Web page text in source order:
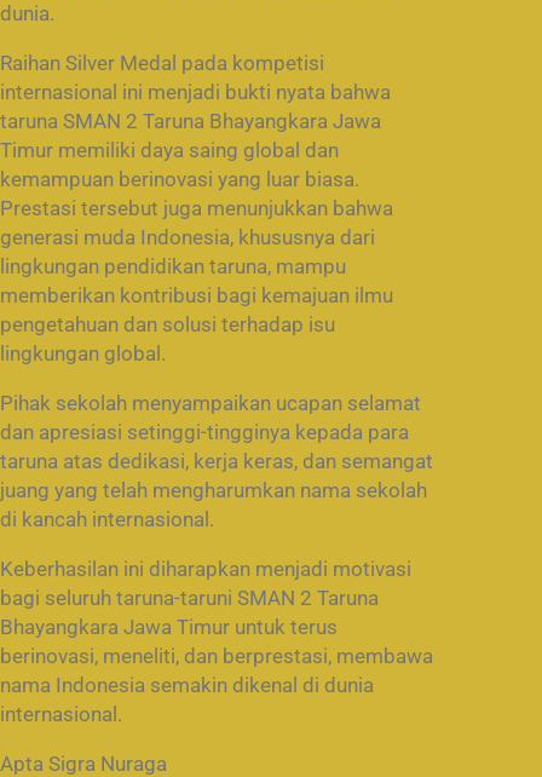
dunia.
Raihan Silver Medal pada kompetisi
internasional ini menjadi bukti nyata bahwa
taruna SMAN 2 Taruna Bhayangkara Jawa
Timur memiliki daya saing global dan
kemampuan berinovasi yang luar biasa.
Prestasi tersebut juga menunjukkan bahwa
generasi muda Indonesia, khususnya dari
lingkungan pendidikan taruna, mampu
memberikan kontribusi bagi kemajuan ilmu
pengetahuan dan solusi terhadap isu
lingkungan global.
Pihak sekolah menyampaikan ucapan selamat
dan apresiasi setinggi-tingginya kepada para
taruna atas dedikasi, kerja keras, dan semangat
juang yang telah mengharumkan nama sekolah
di kancah internasional.
Keberhasilan ini diharapkan menjadi motivasi
bagi seluruh taruna-taruni SMAN 2 Taruna
Bhayangkara Jawa Timur untuk terus
berinovasi, meneliti, dan berprestasi, membawa
nama Indonesia semakin dikenal di dunia
internasional.
Apta Sigra Nuraga